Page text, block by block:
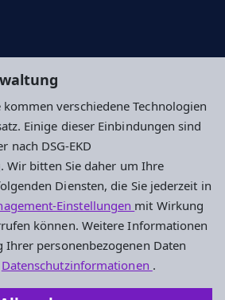
verschiedene Technologien
Einige dieser Einbindungen sind
nach DSG-EKD
bitten Sie daher um Ihre
Diensten, die Sie jederzeit in
Einstellungen mit Wirkung
können. Weitere Informationen
Ihrer personenbezogenen Daten
Datenschutzinformationen .
Cookie-Einstellungen
Vogelsberg